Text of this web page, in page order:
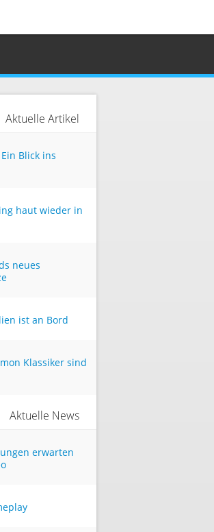
Aktuelle Artikel
Blick ins
haut wieder in
neues
ist an Bord
Klassiker sind
Aktuelle News
erwarten